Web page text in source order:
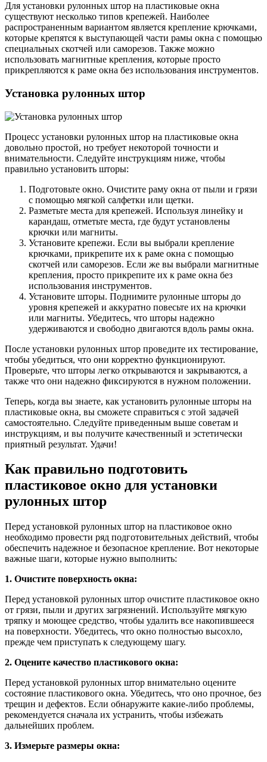
Для установки рулонных штор на пластиковые окна
существуют несколько типов крепежей. Наиболее
распространенным вариантом является крепление крючками,
которые крепятся к выступающей части рамы окна с помощью
специальных скотчей или саморезов. Также можно
использовать магнитные крепления, которые просто
прикрепляются к раме окна без использования инструментов.
Установка рулонных штор
Процесс установки рулонных штор на пластиковые окна
довольно простой, но требует некоторой точности и
внимательности. Следуйте инструкциям ниже, чтобы
правильно установить шторы:
Подготовьте окно. Очистите раму окна от пыли и грязи
с помощью мягкой салфетки или щетки.
Разметьте места для крепежей. Используя линейку и
карандаш, отметьте места, где будут установлены
крючки или магниты.
Установите крепежи. Если вы выбрали крепление
крючками, прикрепите их к раме окна с помощью
скотчей или саморезов. Если же вы выбрали магнитные
крепления, просто прикрепите их к раме окна без
использования инструментов.
Установите шторы. Поднимите рулонные шторы до
уровня крепежей и аккуратно повесьте их на крючки
или магниты. Убедитесь, что шторы надежно
удерживаются и свободно двигаются вдоль рамы окна.
После установки рулонных штор проведите их тестирование,
чтобы убедиться, что они корректно функционируют.
Проверьте, что шторы легко открываются и закрываются, а
также что они надежно фиксируются в нужном положении.
Теперь, когда вы знаете, как установить рулонные шторы на
пластиковые окна, вы сможете справиться с этой задачей
самостоятельно. Следуйте приведенным выше советам и
инструкциям, и вы получите качественный и эстетически
приятный результат. Удачи!
Как правильно подготовить
пластиковое окно для установки
рулонных штор
Перед установкой рулонных штор на пластиковое окно
необходимо провести ряд подготовительных действий, чтобы
обеспечить надежное и безопасное крепление. Вот некоторые
важные шаги, которые нужно выполнить:
1. Очистите поверхность окна:
Перед установкой рулонных штор очистите пластиковое окно
от грязи, пыли и других загрязнений. Используйте мягкую
тряпку и моющее средство, чтобы удалить все накопившееся
на поверхности. Убедитесь, что окно полностью высохло,
прежде чем приступать к следующему шагу.
2. Оцените качество пластикового окна:
Перед установкой рулонных штор внимательно оцените
состояние пластикового окна. Убедитесь, что оно прочное, без
трещин и дефектов. Если обнаружите какие-либо проблемы,
рекомендуется сначала их устранить, чтобы избежать
дальнейших проблем.
3. Измерьте размеры окна: